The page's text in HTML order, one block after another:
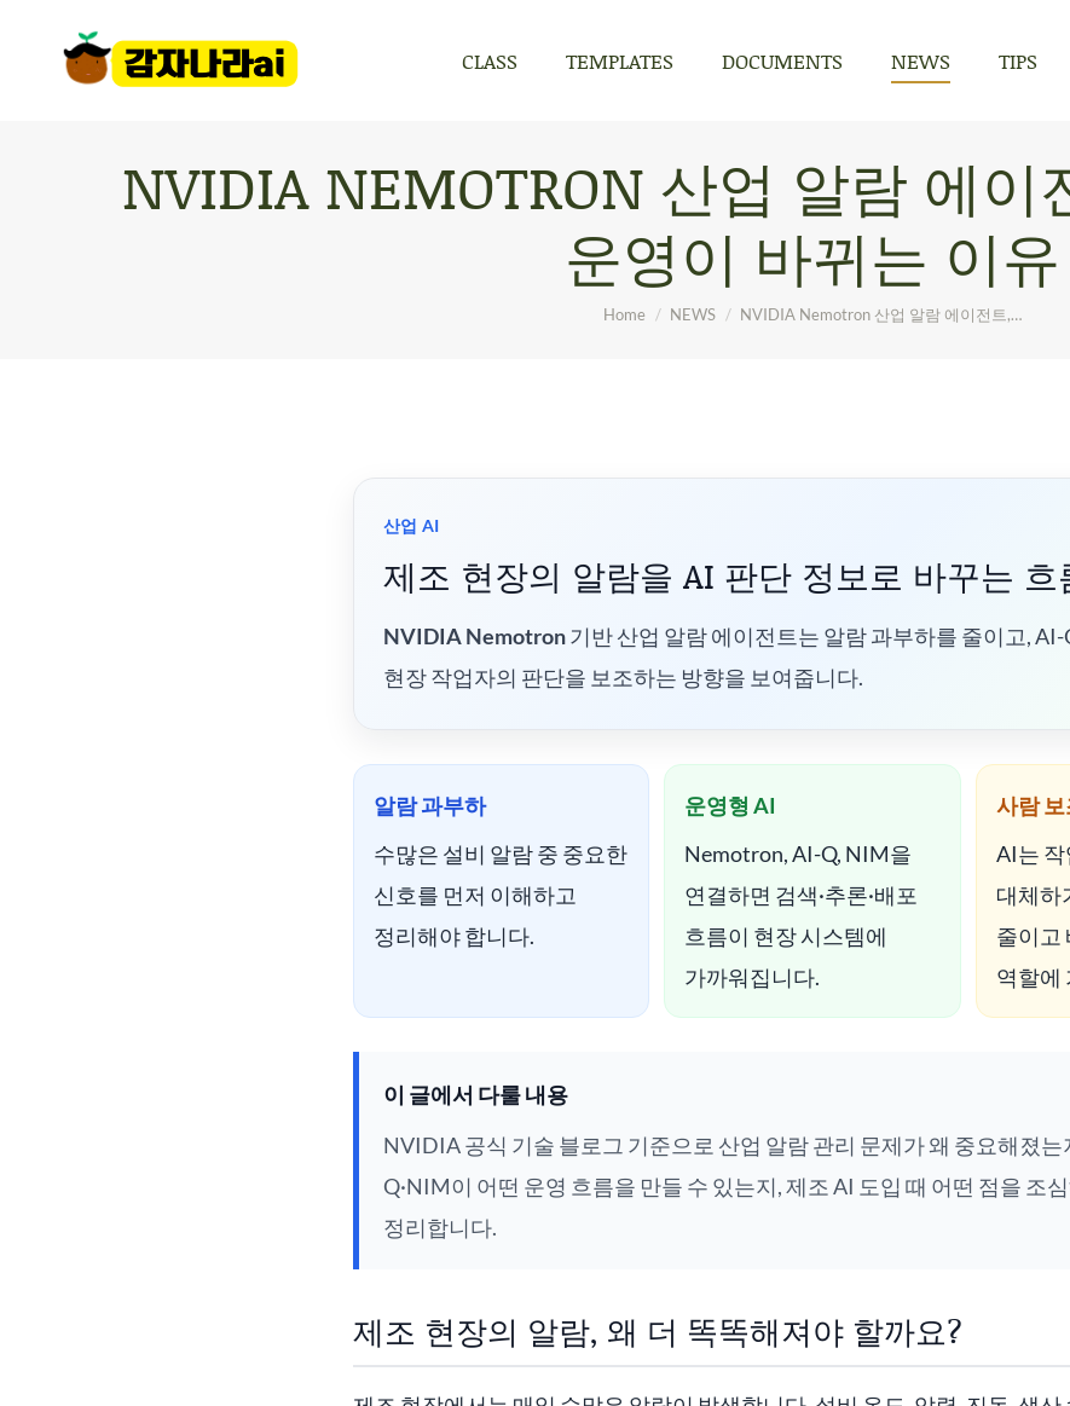
CLASS TEMPLATES DOCUMENTS NEWS TIPS
NVIDIA NEMOTRON 산업 알람 에
운영이 바뀌는 이유
You are here:
Home NEWS NVIDIA Nemotron 산업 알람 에이전트,…
산업 AI
제조 현장의 알람을 AI 판단 정보로 바꾸는 흐
NVIDIA Nemotron기반 산업 알람 에이전트는 알람 과부하를 줄이고,
현장 작업자의 판단을 보조하는 방향을 보여줍니다.
알람 과부하
수많은 설비 알람 중 중요한
신호를 먼저 이해하고
정리해야 합니다.
운영형 AI
Nemotron, AI-Q, NIM을
연결하면 검색·추론·배포
흐름이 현장 시스템에
가까워집니다.
사람
AI는
대체하
줄이고
역할에
이 글에서 다룰 내용
NVIDIA 공식 기술 블로그 기준으로 산업 알람 관리 문제가 왜 중요해졌
Q·NIM이 어떤 운영 흐름을 만들 수 있는지, 제조 AI 도입 때 어떤 점을 조
정리합니다.
제조 현장의 알람, 왜 더 똑똑해져야 할까요?